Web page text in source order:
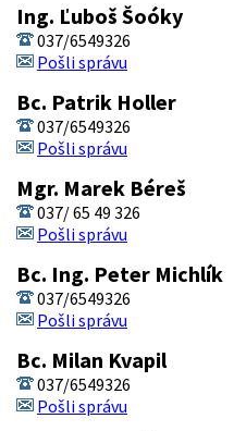
Ing. Ľuboš Šoóky
037/6549326
Pošli správu
Bc. Patrik Holler
037/6549326
Pošli správu
Mgr. Marek Béreš
037/ 65 49 326
Pošli správu
Bc. Ing. Peter Michlík
037/6549326
Pošli správu
Bc. Milan Kvapil
037/6549326
Pošli správu